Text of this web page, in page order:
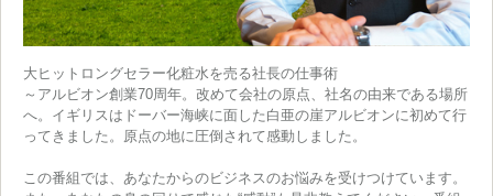
大ヒットロングセラー化粧水を売る社長の仕事術
～アルビオン創業70周年。改めて会社の原点、社名の由来である場所
へ。イギリスはドーバー海峡に面した白亜の崖アルビオンに初めて行
ってきました。原点の地に圧倒されて感動しました。
この番組では、あなたからのビジネスのお悩みを受けつけています。